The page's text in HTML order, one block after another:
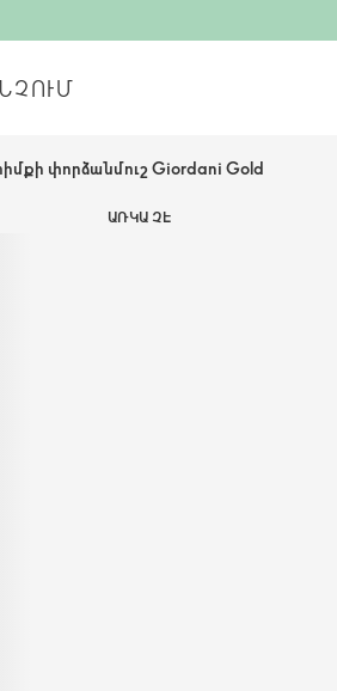
փորձանմուշ Giordani Gold
ԱՌԿԱ ՉԷ